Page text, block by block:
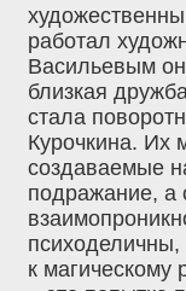
работал
Васильевым
близкая
стала
Курочкина. Их
создаваемые
подражание, а
к магическому